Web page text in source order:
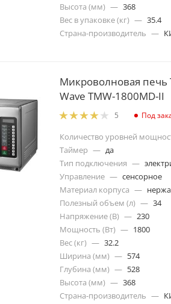
Высота (мм) — 368
Вес в упаковке (кг) — 35.4
Страна-производитель —
Микроволновая печь
Wave TMW-1800MD-II
5 Под
Количество уровней
Таймер — да
Тип подключения —
Управление — сенсорное
Материал корпуса —
Полезный объем (л) — 34
Напряжение (В) — 230
Мощность (Вт) — 1800
Вес (кг) — 32.2
Ширина (мм) — 574
Глубина (мм) — 528
Высота (мм) — 368
Страна-производитель —